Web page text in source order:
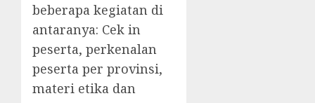
beberapa kegiatan di
antaranya: Cek in
peserta, perkenalan
peserta per provinsi,
materi etika dan